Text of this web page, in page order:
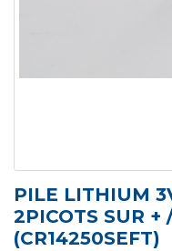
PILE LITHIUM
2PICOTS SUR +
(CR14250SEFT)